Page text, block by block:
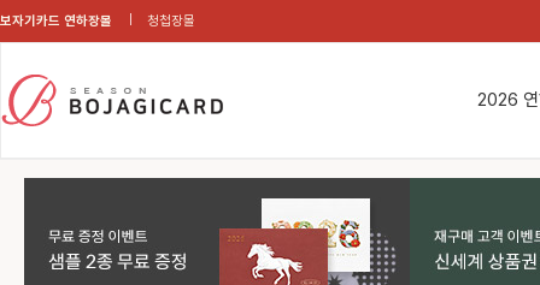
보자기카드 연하장몰 청첩장몰
2026